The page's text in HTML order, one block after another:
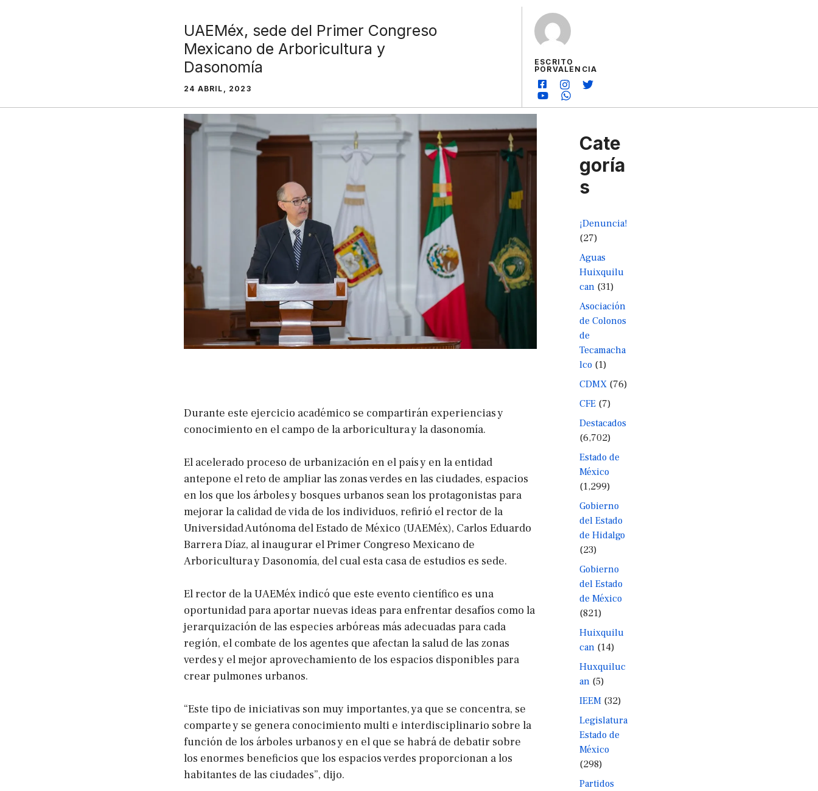
UAEMéx, sede del Primer Congreso
Mexicano de Arboricultura y
Dasonomía
24 ABRIL, 2023
ESCRITO
PORVALENCIA
Durante este ejercicio académico se compartirán experiencias y
conocimiento en el campo de la arboricultura y la dasonomía.
El acelerado proceso de urbanización en el país y en la entidad
antepone el reto de ampliar las zonas verdes en las ciudades, espacios
en los que los árboles y bosques urbanos sean los protagonistas para
mejorar la calidad de vida de los individuos, refirió el rector de la
Universidad Autónoma del Estado de México (UAEMéx), Carlos Eduardo
Barrera Díaz, al inaugurar el Primer Congreso Mexicano de
Arboricultura y Dasonomía, del cual esta casa de estudios es sede.
El rector de la UAEMéx indicó que este evento científico es una
oportunidad para aportar nuevas ideas para enfrentar desafíos como la
jerarquización de las especies arbóreas más adecuadas para cada
región, el combate de los agentes que afectan la salud de las zonas
verdes y el mejor aprovechamiento de los espacios disponibles para
crear pulmones urbanos.
“Este tipo de iniciativas son muy importantes, ya que se concentra, se
comparte y se genera conocimiento multi e interdisciplinario sobre la
función de los árboles urbanos y en el que se habrá de debatir sobre
los enormes beneficios que los espacios verdes proporcionan a los
habitantes de las ciudades”, dijo.
Cate
goría
s
¡Denuncia!
(27)
Aguas
Huixquilu
can (31)
Asociación
de Colonos
de
Tecamacha
lco (1)
CDMX (76)
CFE (7)
Destacados
(6,702)
Estado de
México
(1,299)
Gobierno
del Estado
de Hidalgo
(23)
Gobierno
del Estado
de México
(821)
Huixquilu
can (14)
Huxquiluc
an (5)
IEEM (32)
Legislatura
Estado de
México
(298)
Partidos